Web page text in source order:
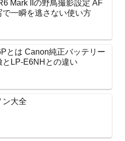
Mark IIの野鳥撮影設定 AF
で一瞬を逃さない使い方
とは Canon純正バッテリー
とLP-E6NHとの違い
ン大全